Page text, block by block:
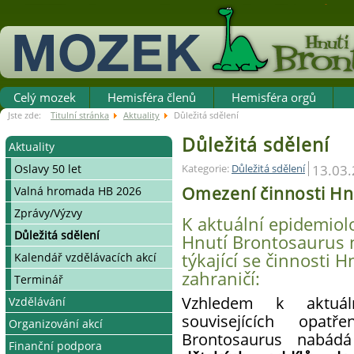
Celý mozek Hemisféra členů Hemisféra orgů
Jste zde: Titulní stránka Aktuality Důležitá sdělení
Aktuality
Oslavy 50 let
Valná hromada HB 2026
Zprávy/Výzvy
Důležitá sdělení
Kalendář vzdělávacích akcí
Terminář
Vzdělávání
Systém vzdělávání v HB
Víkendové organizátorské
Organizování akcí
Jak se stát organizátorem
Finanční podpora
Důležitá sdělení
Kategorie: Důležitá sdělení
Omezení činnosti
K aktuální
Hnutí Brontosaurus
týkající se činnosti
zahraničí:
Vzhledem k
souvisejících
Brontosaurus